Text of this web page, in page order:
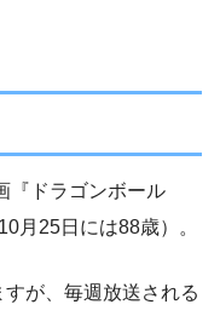
『ドラゴンボール
月25日には88歳）。
が、毎週放送される